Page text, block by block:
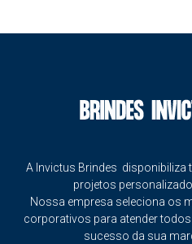
A Invictus Brindes
projetos
Nossa empresa seleciona os
corporativos para atender
sucesso da sua